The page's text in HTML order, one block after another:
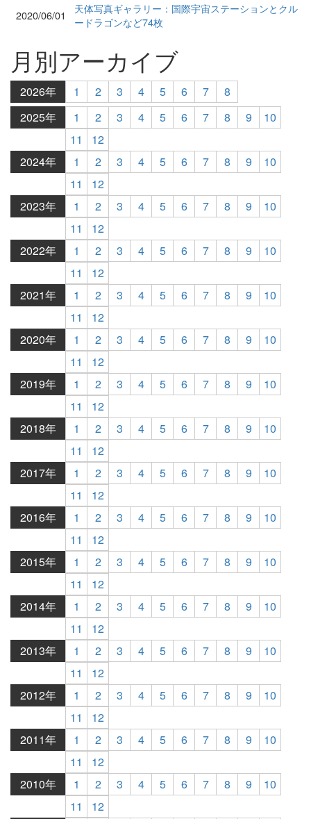
2020/06/01
天体写真ギャラリー：国際宇宙ステーションとクル
ードラゴンなど74枚
月別アーカイブ
2026年 1 2 3 4 5 6 7
8
2025年
1 2 3 4 5 6 7 8 9
10
11
12
2024年
1 2 3 4 5 6 7 8 9
10
11
12
2023年
1 2 3 4 5 6 7 8 9
10
11
12
2022年
1 2 3 4 5 6 7 8 9
10
11
12
2021年
1 2 3 4 5 6 7 8 9
10
11
12
2020年
1 2 3 4 5 6 7 8 9
10
11
12
2019年
1 2 3 4 5 6 7 8 9
10
11
12
2018年
1 2 3 4 5 6 7 8 9
10
11
12
2017年
1 2 3 4 5 6 7 8 9
10
11
12
2016年
1 2 3 4 5 6 7 8 9
10
11
12
2015年
1 2 3 4 5 6 7 8 9
10
11
12
2014年
1 2 3 4 5 6 7 8 9
10
11
12
2013年
1 2 3 4 5 6 7 8 9
10
11
12
2012年
1 2 3 4 5 6 7 8 9
10
11
12
2011年
1 2 3 4 5 6 7 8 9
10
11
12
2010年
1 2 3 4 5 6 7 8 9
10
11
12